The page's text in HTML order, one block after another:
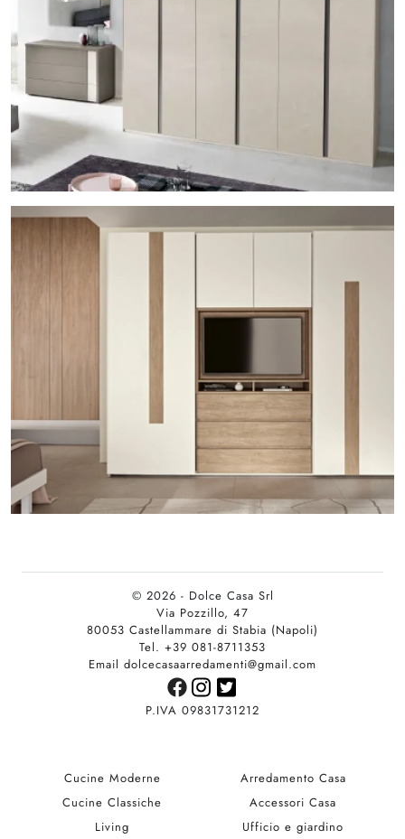
© 2026 - Dolce Casa Srl
Via Pozzillo, 47
80053 Castellammare di Stabia (Napoli)
Tel. +39 081-8711353
Email dolcecasaarredamenti@gmail.com
P.IVA 09831731212
Cucine Moderne
Cucine Classiche
Living
Arredamento Casa
Accessori Casa
Ufficio e giardino